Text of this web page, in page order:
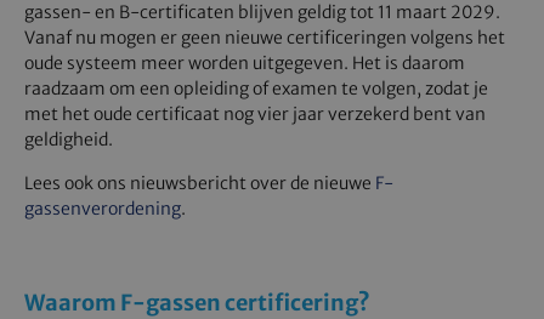
gassen- en B-certificaten blijven geldig tot 11 maart 2029.
Vanaf nu mogen er geen nieuwe certificeringen volgens het
oude systeem meer worden uitgegeven. Het is daarom
raadzaam om een opleiding of examen te volgen, zodat je
met het oude certificaat nog vier jaar verzekerd bent van
geldigheid.
Lees ook ons nieuwsbericht over de nieuwe F-
gassenverordening.
Waarom F-gassen certificering?